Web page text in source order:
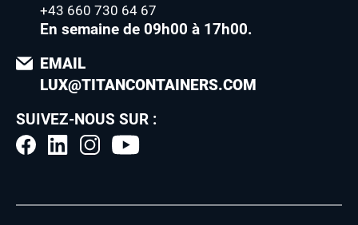
+43 660 730 64 67
En semaine de 09h00 à 17h00.
EMAIL
LUX@TITANCONTAINERS.COM
SUIVEZ-NOUS SUR :